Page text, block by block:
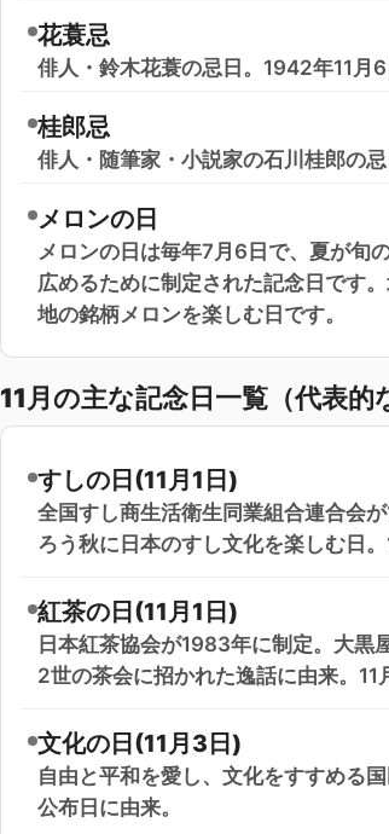
花蓑忌
俳人・鈴木花蓑の忌日。1942年11月6
桂郎忌
俳人・随筆家・小説家の石川桂郎の
メロンの日
メロンの日は毎年7月6日で、夏が旬
広めるために制定された記念日です
地の銘柄メロンを楽しむ日です。
11月の主な記念日一覧（代表的
すしの日(11月1日)
全国すし商生活衛生同業組合連合会
ろう秋に日本のすし文化を楽しむ日。
紅茶の日(11月1日)
日本紅茶協会が1983年に制定。大黒
2世の茶会に招かれた逸話に由来。11
文化の日(11月3日)
自由と平和を愛し、文化をすすめる
公布日に由来。